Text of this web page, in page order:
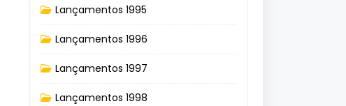
Lançamentos 1995
Lançamentos 1996
Lançamentos 1997
Lançamentos 1998